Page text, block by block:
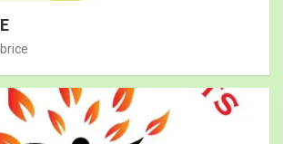
»
Sara
EVOLUTION